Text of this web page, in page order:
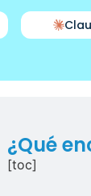
¿Qué
[toc]